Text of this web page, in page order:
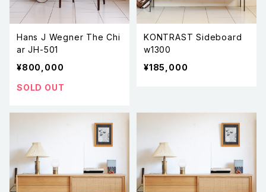
Hans J Wegner The Chi
ar JH-501
¥800,000
SOLD OUT
KONTRAST Sideboard
w1300
¥185,000